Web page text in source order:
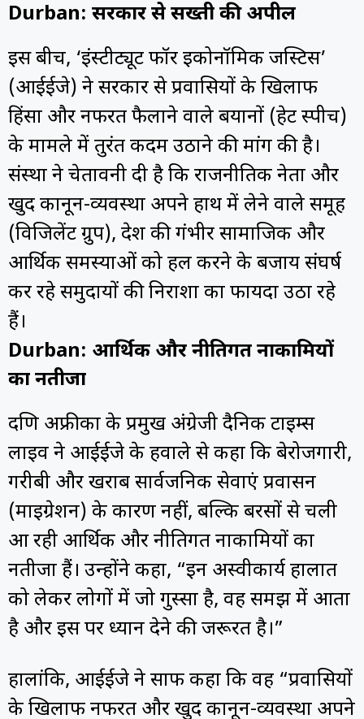
Durban: सरकार से सख्ती की अपील
इस बीच, ‘इंस्टीट्यूट फॉर इकोनॉमिक जस्टिस’
(आईईजे) ने सरकार से प्रवासियों के खिलाफ
हिंसा और नफरत फैलाने वाले बयानों (हेट स्पीच)
के मामले में तुरंत कदम उठाने की मांग की है।
संस्था ने चेतावनी दी है कि राजनीतिक नेता और
खुद कानून-व्यवस्था अपने हाथ में लेने वाले समूह
(विजिलेंट ग्रुप), देश की गंभीर सामाजिक और
आर्थिक समस्याओं को हल करने के बजाय संघर्ष
कर रहे समुदायों की निराशा का फायदा उठा रहे
हैं।
Durban: आर्थिक और नीतिगत नाकामियों
का नतीजा
दक्षिण अफ्रीका के प्रमुख अंग्रेजी दैनिक टाइम्स
लाइव ने आईईजे के हवाले से कहा कि बेरोजगारी,
गरीबी और खराब सार्वजनिक सेवाएं प्रवासन
(माइग्रेशन) के कारण नहीं, बल्कि बरसों से चली
आ रही आर्थिक और नीतिगत नाकामियों का
नतीजा हैं। उन्होंने कहा, “इन अस्वीकार्य हालात
को लेकर लोगों में जो गुस्सा है, वह समझ में आता
है और इस पर ध्यान देने की जरूरत है।”
हालांकि, आईईजे ने साफ कहा कि वह “प्रवासियों
के खिलाफ नफरत और खुद कानून-व्यवस्था अपने